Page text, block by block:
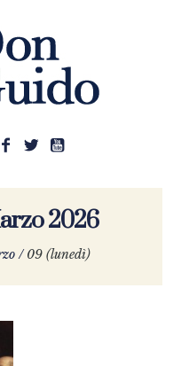
2026
/09 (lunedì)